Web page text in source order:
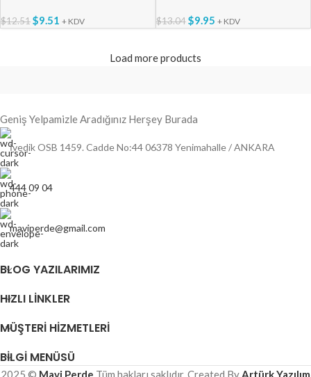
$12.51$9.51 + KDV $13.04 $9.95 + KDV
Load more products
Geniş Yelpamizle Aradığınız Herşey Burada
İvedik OSB 1459. Cadde No:44 06378 Yenimahalle / ANKARA
444 09 04
maviperde@gmail.com
BLOG YAZILARIMIZ
HIZLI LINKLER
MÜŞTERI HIZMETLERI
BILGI MENÜSÜ
2025 © Mavi Perde Tüm hakları saklıdır. Created By Artürk Yazılım